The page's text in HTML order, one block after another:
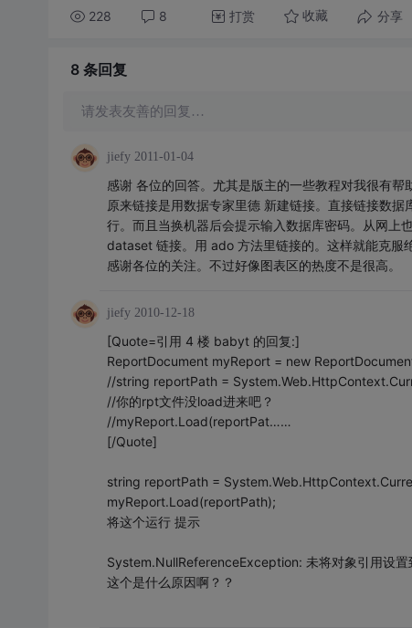
228 8 打赏 收藏 分享
8 条回复
请发表友善的回复…
jiefy 2011-01-04
感谢 各位的回答。尤其是版主的一些教程对我很有帮
原来链接是用数据专家里德 新建链接。直接链接数
行。而且当换机器后会提示输入数据库密码。从网上
dataset 链接。用 ado 方法里链接的。这样就能克服
感谢各位的关注。不过好像图表区的热度不是很高。
jiefy 2010-12-18
[Quote=引用 4 楼 babyt 的回复:]
ReportDocument myReport = new
//string reportPath =
//你的rpt文件没load进来吧？
//myReport.Load(reportPat……
[/Quote]
string reportPath =
myReport.Load(reportPath);
将这个运行 提示
System.NullReferenceException: 未将对象引用设置
这个是什么原因啊？？